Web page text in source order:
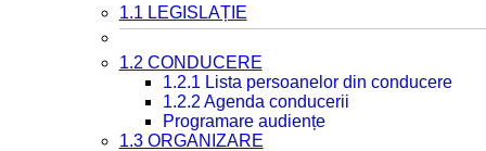
1.1 LEGISLAȚIE
1.2 CONDUCERE
1.2.1 Lista persoanelor din conducere
1.2.2 Agenda conducerii
Programare audiențe
1.3 ORGANIZARE